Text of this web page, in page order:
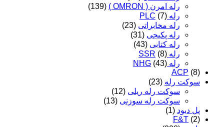
رله امرن ( OMRON )
(139)
رله PLC (7)
رله مخابراتی (23)
رله پکیجی (31)
رله کتابی (43)
رله SSR (8)
رله NHG (43)
ACP (8)
سوکت رله (23)
سوکت رله ریلی (12)
سوکت رله سوزنی (13)
پل دیود (1)
F&T (2)